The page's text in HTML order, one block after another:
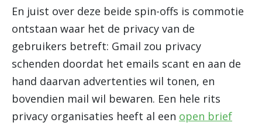
En juist over deze beide spin-offs is commotie
ontstaan waar het de privacy van de
gebruikers betreft: Gmail zou privacy
schenden doordat het emails scant en aan de
hand daarvan advertenties wil tonen, en
bovendien mail wil bewaren. Een hele rits
privacy organisaties heeft al een open brief